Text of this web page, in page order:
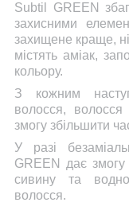
Subtil GREEN
захисними
захищене краще,
містять аміак,
кольору.
З кожним
волосся,
змогу збільшити
У разі
GREEN дає
сивину та
волосся.